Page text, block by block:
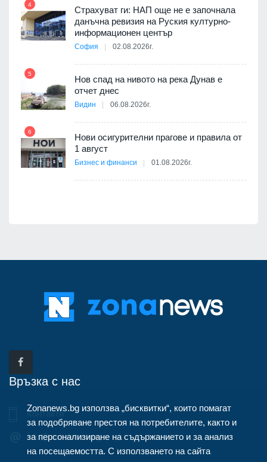
4
Страхуват ги: НАП още не е започнала
данъчна ревизия на Руския културно-
информационен център
София 02.08.2026г.
5
Нов спад на нивото на река Дунав е
отчет днес
Видин 06.08.2026г.
6
Нови осигурителни прагове и правила от
1 август
Бизнес и финанси 01.08.2026г.
Връзка с нас
Контакти
info@zonanews.bg
Zonanews.bg използва „бисквитки“, които помагат
за подобряване престоя на потребителите, както и
за персонализиране на съдържанието и за анализ
на посещаемостта. С използването на сайта